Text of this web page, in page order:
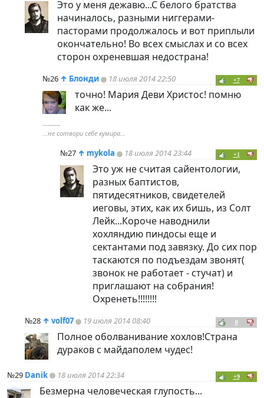
Это у меня дежавю...С белого братства
начиналось, разными ниггерами-
пасторами продолжалось и вот приплыли
окончательно! Во всех смыслах и со всех
сторон охреневшая недострана!
№26 ↑ Блонди 18 июля 2014 22:50 +7
точно! Мария Деви Христос! помню
как же...
----------
...не сотвори себе кумира...
№27 ↑ mykola 18 июля 2014 23:44 +1
Это уж не считая сайентологии,
разных баптистов,
пятидесятников, свидетелей
иеговы, этих, как их бишь, из Солт
Лейк...Короче наводнили
хохляндию пиндосы еще и
сектантами под завязку. До сих пор
таскаются по подъездам звонят(
звонок не работает - стучат) и
приглашают на собрания!
Охренеть!!!!!!!!
№28 ↑ volf07 19 июля 2014 08:40 0
Полное оболванивание хохлов!Страна
дураков с майдаполем чудес!
№29 Danik 18 июля 2014 22:34 +9
Безмерна человеческая глупость...